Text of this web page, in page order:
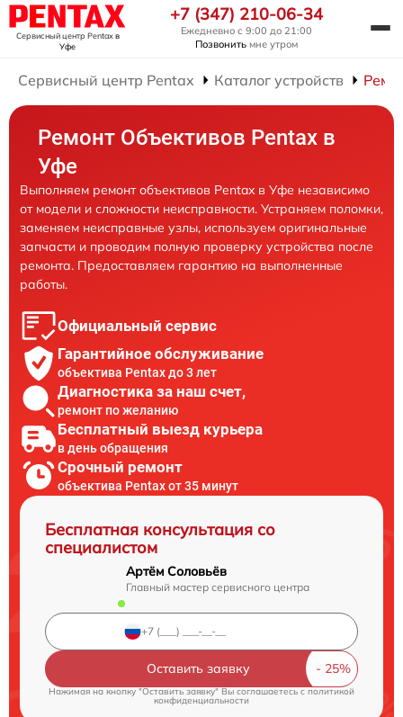
Сервисный центр Pentaxв
Уфе
+7 (347) 210-06-34
Ежедневно с 9:00 до 21:00
Позвонить мне утром
Сервисный центр Pentax Каталог устройств
Ремонт Объективов Pentax в
Уфе
Выполняем ремонт объективов Pentax в Уфе независимо
от модели и сложности неисправности. Устраняем поломки,
заменяем неисправные узлы, используем оригинальные
запчасти и проводим полную проверку устройства после
ремонта. Предоставляем гарантию на выполненные
работы.
Официальный сервис
Гарантийное обслуживание
объектива Pentax до 3 лет
Диагностика за наш счет,
ремонт по желанию
Бесплатный выезд курьера
в день обращения
Срочный ремонт
объектива Pentax от 35 минут
Бесплатная консультация со
специалистом
Артём Соловьёв
Главный мастер сервисного центра
Оставить заявку
Нажимая на кнопку "Оставить заявку" Вы соглашаетесь cполитикой
конфиденциальности